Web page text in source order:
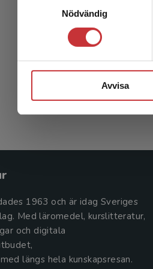
Nödvändig
Avvisa
Exkl.
1963 och är idag Sveriges
Med läromedel, kurslitteratur,
och digitala
längs hela kunskapsresan.